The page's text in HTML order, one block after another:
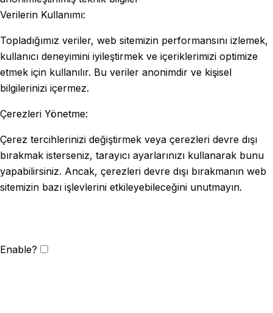
Verilerin Kullanımı:
Topladığımız veriler, web sitemizin performansını izlemek,
kullanıcı deneyimini iyileştirmek ve içeriklerimizi optimize
etmek için kullanılır. Bu veriler anonimdir ve kişisel
bilgilerinizi içermez.
Çerezleri Yönetme:
Çerez tercihlerinizi değiştirmek veya çerezleri devre dışı
bırakmak isterseniz, tarayıcı ayarlarınızı kullanarak bunu
yapabilirsiniz. Ancak, çerezleri devre dışı bırakmanın web
sitemizin bazı işlevlerini etkileyebileceğini unutmayın.
Enable?